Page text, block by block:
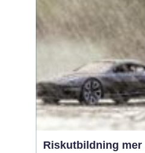
jurist, ofta av oro för
kostnader eller för att de
inte vet vart de ska
vända sig. Samtidigt kan
Riskutbildning mer